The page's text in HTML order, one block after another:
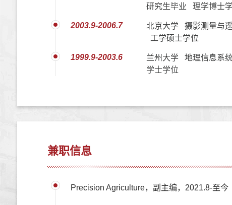
研究生毕业 理学博士
2003.9-2006.7
北京大学 摄影测量与
工学硕士学位
1999.9-2003.6
兰州大学 地理信息系
学士学位
兼职信息
Precision Agriculture，副主编，2021.8-至今